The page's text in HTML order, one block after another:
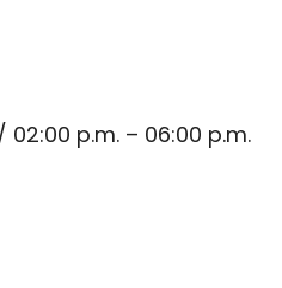
02:00 p.m. – 06:00 p.m.